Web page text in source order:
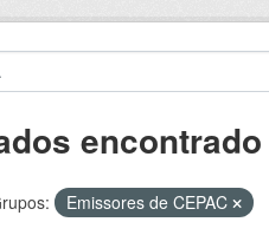
encontrado
Emissores de CEPAC